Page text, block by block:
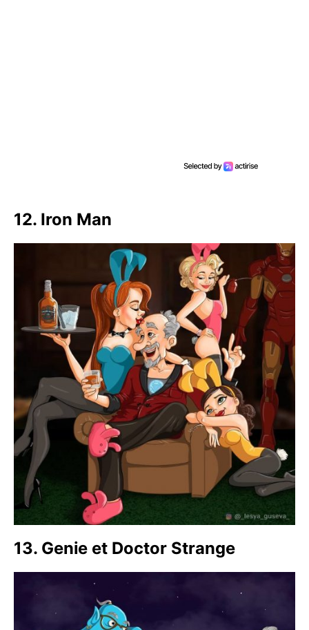
12. Iron Man
13. Genie et Doctor Strange